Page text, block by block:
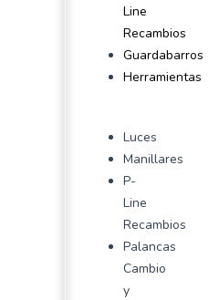
Line
Recambios
Guardabarros
Herramientas
Luces
Manillares
P-
Line
Recambios
Palancas
Cambio
y